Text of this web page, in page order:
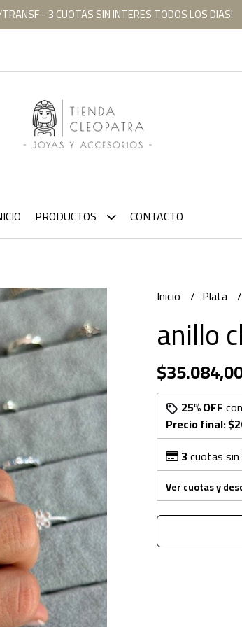
- 3 CUOTAS SIN INTERES TODOS LOS DIAS!
PRODUCTOS CONTACTO
Inicio Plata
anillo
25% OFFcon
Precio final:
3cuotas sin
Ver cuotas y